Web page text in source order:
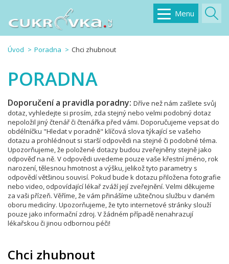
Menu
Úvod Poradna Chci zhubnout
PORADNA
Doporučení a pravidla poradny: Dříve než nám zašlete svůj
dotaz, vyhledejte si prosím, zda stejný nebo velmi podobný dotaz
nepoložil jiný čtenář či čtenářka před vámi. Doporučujeme vepsat do
obdélníčku "Hledat v poradně" klíčová slova týkající se vašeho
dotazu a prohlédnout si starší odpovědi na stejné či podobné téma.
Upozorňujeme, že položené dotazy budou zveřejněny stejně jako
odpověď na ně. V odpovědi uvedeme pouze vaše křestní jméno, rok
narození, tělesnou hmotnost a výšku, jelikož tyto parametry s
odpovědí většinou souvisí. Pokud bude k dotazu přiložena fotografie
nebo video, odpovídající lékař zváží její zveřejnění. Velmi děkujeme
za vaši přízeň. Věříme, že vám přinášíme užitečnou službu v daném
oboru medicíny. Upozorňujeme, že tyto internetové stránky slouží
pouze jako informační zdroj. V žádném případě nenahrazují
lékařskou či jinou odbornou péči!
Chci zhubnout